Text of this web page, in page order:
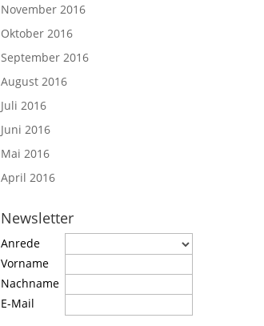
November 2016
Oktober 2016
September 2016
August 2016
Juli 2016
Juni 2016
Mai 2016
April 2016
Newsletter
Anrede
Vorname
Nachname
E-Mail